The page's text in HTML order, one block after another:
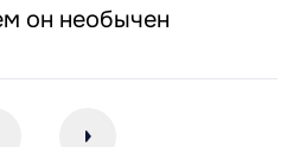
он необычен